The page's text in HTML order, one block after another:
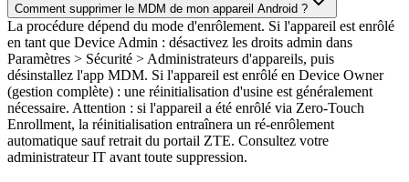
Comment supprimer le MDM de mon appareil Android ?
La procédure dépend du mode d'enrôlement. Si l'appareil est enrôlé
en tant que Device Admin : désactivez les droits admin dans
Paramètres > Sécurité > Administrateurs d'appareils, puis
désinstallez l'app MDM. Si l'appareil est enrôlé en Device Owner
(gestion complète) : une réinitialisation d'usine est généralement
nécessaire. Attention : si l'appareil a été enrôlé via Zero-Touch
Enrollment, la réinitialisation entraînera un ré-enrôlement
automatique sauf retrait du portail ZTE. Consultez votre
administrateur IT avant toute suppression.